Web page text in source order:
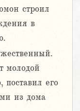
строил
в
молодой
поставил его
из дома